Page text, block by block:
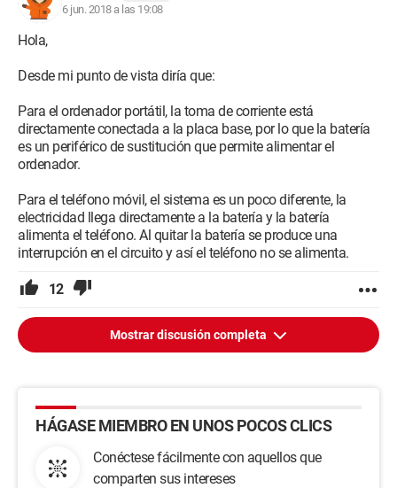
6 jun. 2018 a las 19:08
Hola,
Desde mi punto de vista diría que:
Para el ordenador portátil, la toma de corriente está
directamente conectada a la placa base, por lo que la batería
es un periférico de sustitución que permite alimentar el
ordenador.
Para el teléfono móvil, el sistema es un poco diferente, la
electricidad llega directamente a la batería y la batería
alimenta el teléfono. Al quitar la batería se produce una
interrupción en el circuito y así el teléfono no se alimenta.
12
Mostrar discusión completa
HÁGASE MIEMBRO EN UNOS POCOS CLICS
Conéctese fácilmente con aquellos que
comparten sus intereses